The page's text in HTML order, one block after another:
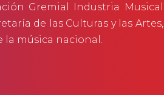
Gremial Industria Musical
de las Culturas y las Artes,
la música nacional.